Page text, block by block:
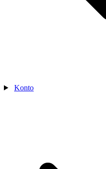
Konto